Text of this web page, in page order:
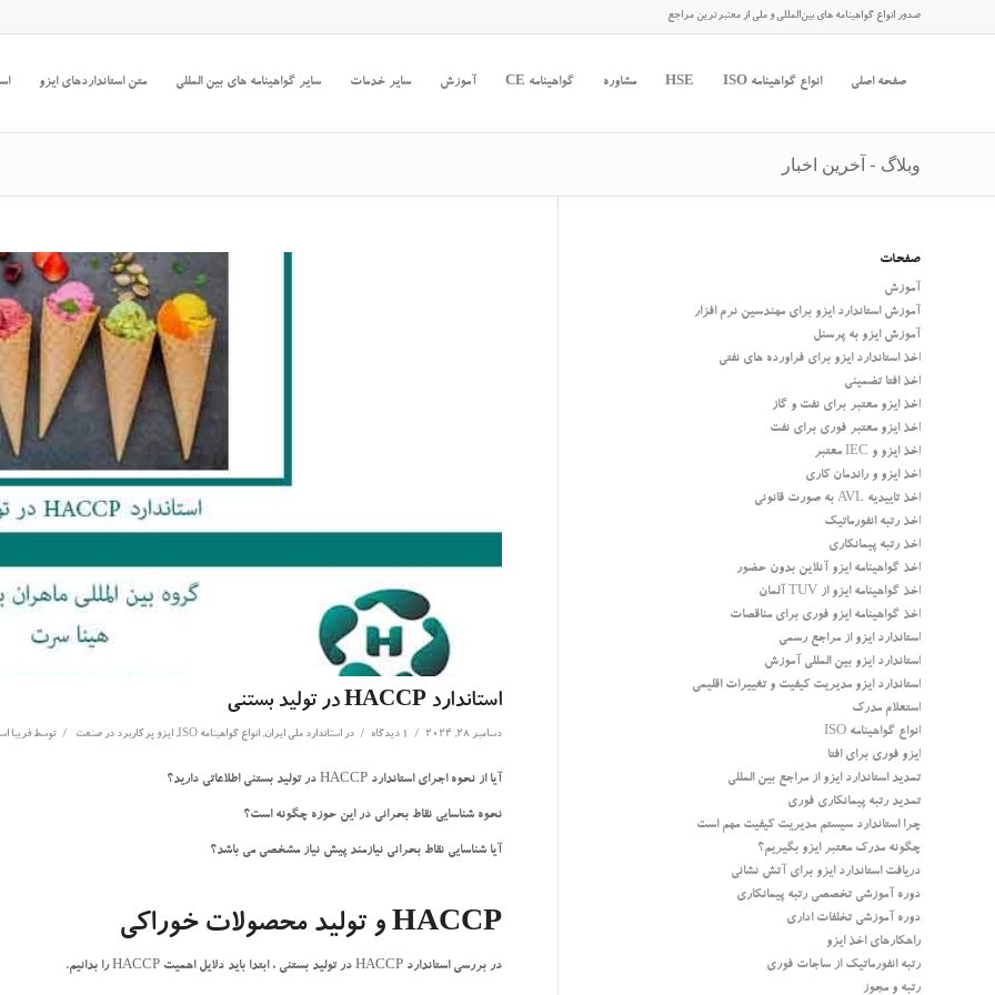
صدور انواع گواهینامه های بین‌المللی و ملی از معتبرترین مراجع
صفحه اصلی انواع گواهینامه ISO HSE مشاوره گواهینامه CE آموزش سایر خدمات سایر گواهینامه های بین المللی متن استانداردهای ایزو
وبلاگ - آخرین اخبار
استاندارد HACCP در تولید بستنی
دسامبر 28, 2024 / 1 دیدگاه / در استاندارد ملی ایران, انواع گواهینامه ISO , ایزو پرکاربرد در صنعت / توسط فریبا
آیا از نحوه اجرای استاندارد HACCP در تولید بستنی اطلاعاتی دارید؟
نحوه شناسایی نقاط بحرانی در این حوزه چگونه است؟
آیا شناسایی نقاط بحرانی نیازمند پیش نیاز مشخصی می باشد؟
HACCPو تولید محصولات خوراکی
در بررسی استاندارد HACCP در تولید بستنی ، ابتدا باید دلایل اهمیت HACCP را بدانیم.
صفحات
آموزش
آموزش استاندارد ایزو برای مهندسین نرم افزار
آموزش ایزو به پرسنل
اخذ استاندارد ایزو برای فراورده های نفتی
اخذ افتا تضمینی
اخذ ایزو معتبر برای نفت و گاز
اخذ ایزو معتبر فوری برای نفت
اخذ ایزو و IEC معتبر
اخذ ایزو و راندمان کاری
اخذ تاییدیه AVL به صورت قانونی
اخذ رتبه انفورماتیک
اخذ رتبه پیمانکاری
اخذ گواهینامه ایزو آنلاین بدون حضور
اخذ گواهینامه ایزو از TUV آلمان
اخذ گواهینامه ایزو فوری برای مناقصات
استاندارد ایزو از مراجع رسمی
استاندارد ایزو بین المللی آموزش
استاندارد ایزو مدیریت کیفیت و تغییرات اقلیمی
استعلام مدرک
انواع گواهینامه ISO
ایزو فوری برای افتا
تمدید استاندارد ایزو از مراجع بین المللی
تمدید رتبه پیمانکاری فوری
چرا استاندارد سیستم مدیریت کیفیت مهم است
چگونه مدرک معتبر ایزو بگیریم؟
دریافت استاندارد ایزو برای آتش نشانی
دوره آموزشی تخصصی رتبه پیمانکاری
دوره آموزشی تخلفات اداری
راهکارهای اخذ ایزو
رتبه انفورماتیک از ساجات فوری
رتبه و مجوز